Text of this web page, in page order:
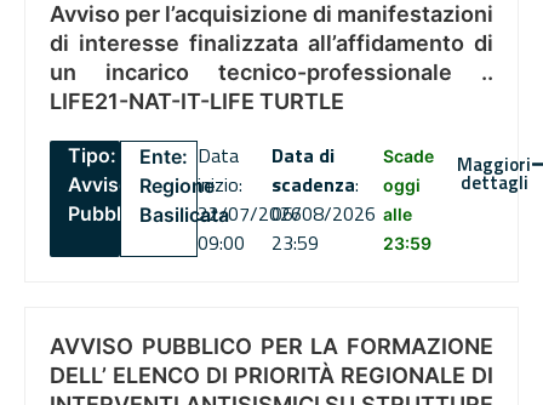
Avviso per l’acquisizione di manifestazioni
di interesse finalizzata all’affidamento di
un incarico tecnico-professionale ..
LIFE21-NAT-IT-LIFE TURTLE
Tipo:
Avviso
Pubblico
Ente:
Regione
Basilicata
Data
inizio:
22/07/2026
09:00
Data di
scadenza:
06/08/2026
23:59
Scade
oggi
alle
23:59
Maggiori
dettagli
AVVISO PUBBLICO PER LA FORMAZIONE
DELL’ ELENCO DI PRIORITÀ REGIONALE DI